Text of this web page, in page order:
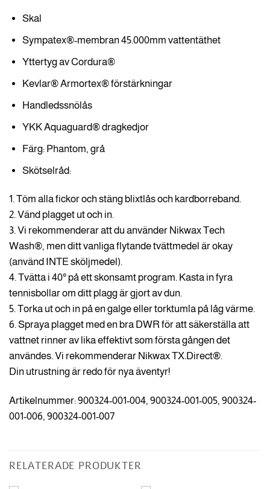
Skal
Sympatex®-membran 45.000mm vattentäthet
Yttertyg av Cordura®
Kevlar® Armortex® förstärkningar
Handledssnölås
YKK Aquaguard® dragkedjor
Färg: Phantom, grå
Skötselråd:
1. Töm alla fickor och stäng blixtlås och kardborreband.
2. Vänd plagget ut och in.
3. Vi rekommenderar att du använder Nikwax Tech
Wash®, men ditt vanliga flytande tvättmedel är okay
(använd INTE sköljmedel).
4. Tvätta i 40° på ett skonsamt program. Kasta in fyra
tennisbollar om ditt plagg är gjort av dun.
5. Torka ut och in på en galge eller torktumla på låg värme.
6. Spraya plagget med en bra DWR för att säkerställa att
vattnet rinner av lika effektivt som första gången det
användes. Vi rekommenderar Nikwax TX.Direct®.
Din utrustning är redo för nya äventyr!
Artikelnummer: 900324-001-004, 900324-001-005, 900324-
001-006, 900324-001-007
RELATERADE PRODUKTER